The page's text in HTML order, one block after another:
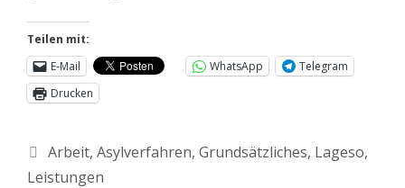
Teilen mit:
E-Mail
WhatsApp
Telegram
Drucken
Arbeit, Asylverfahren, Grundsätzliches, Lageso,
Leistungen